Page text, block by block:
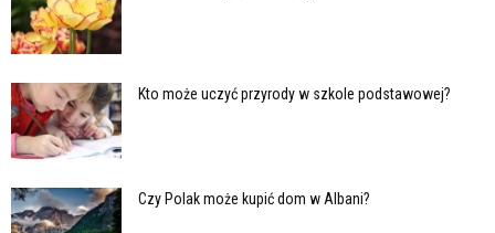
Kto może uczyć przyrody w szkole podstawowej?
Czy Polak może kupić dom w Albani?